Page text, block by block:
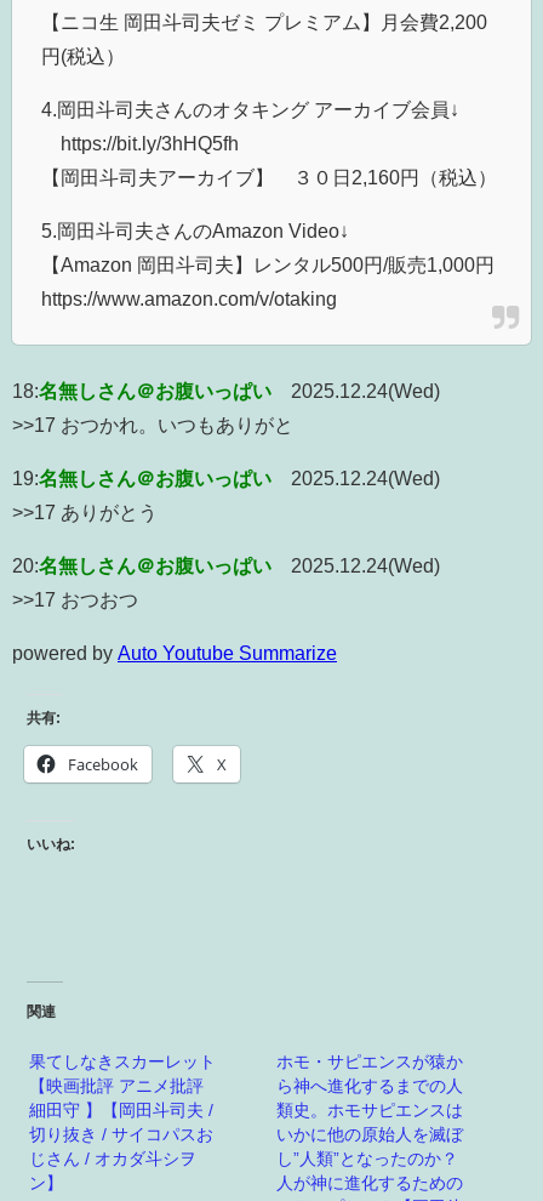
【ニコ生 岡田斗司夫ゼミ プレミアム】月会費2,200
円(税込）
4.岡田斗司夫さんのオタキング アーカイブ会員↓
https://bit.ly/3hHQ5fh​
【岡田斗司夫アーカイブ】 ３０日2,160円（税込）
5.岡田斗司夫さんのAmazon Video↓
【Amazon 岡田斗司夫】レンタル500円/販売1,000円
https://www.amazon.com/v/otaking
18:名無しさん＠お腹いっぱい
2025.12.24(Wed)
>>17 おつかれ。いつもありがと
19:名無しさん＠お腹いっぱい
2025.12.24(Wed)
>>17 ありがとう
20:名無しさん＠お腹いっぱい
2025.12.24(Wed)
>>17 おつおつ
powered by Auto Youtube Summarize
共有:
Facebook X
いいね:
関連
果てしなきスカーレット
【映画批評 アニメ批評
細田守 】【岡田斗司夫 /
切り抜き / サイコパスお
じさん / オカダ斗シヲ
ン】
ホモ・サピエンスが猿か
ら神へ進化するまでの人
類史。ホモサピエンスは
いかに他の原始人を滅ぼ
し”人類”となったのか？
人が神に進化するための